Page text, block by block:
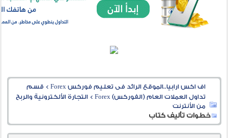
اف اكس ارابيا..الموقع الرائد فى تعليم فوركس Forex > قسم
تداول العملات العام (الفوركس) Forex
>التجارة الألكترونية والربح
من الأنترنت
خطوات تأليف كتاب